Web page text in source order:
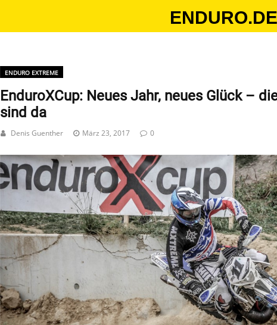
ENDURO.DE
ENDURO EXTREME
EnduroXCup: Neues Jahr, neues Glück –
sind da
Denis Guenther März 23, 2017 0